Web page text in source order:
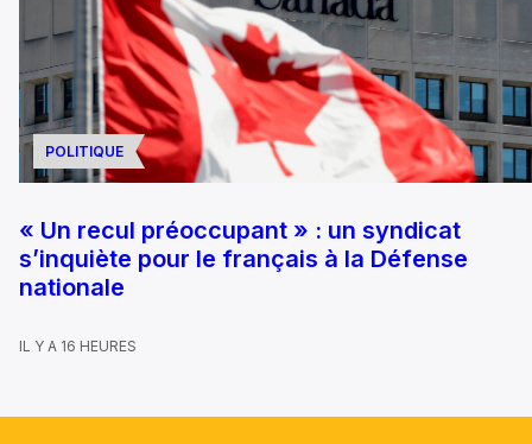
POLITIQUE
« Un recul préoccupant » : un syndicat
s’inquiète pour le français à la Défense
nationale
IL Y A 16 HEURES